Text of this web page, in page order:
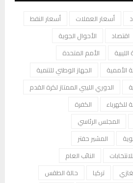
أسعار العملات
أسعار النفط
اقتصاد
الأحوال الجوية
الأمم المتحدة
الأممية
الجهاز الوطني للتنمية
الدوري الليبي الممتاز لكرة القدم
للكهرباء
الكفرة
المجلس الرئاسي
المشير حفتر
النائب العام
تركيا
حالة الطقس